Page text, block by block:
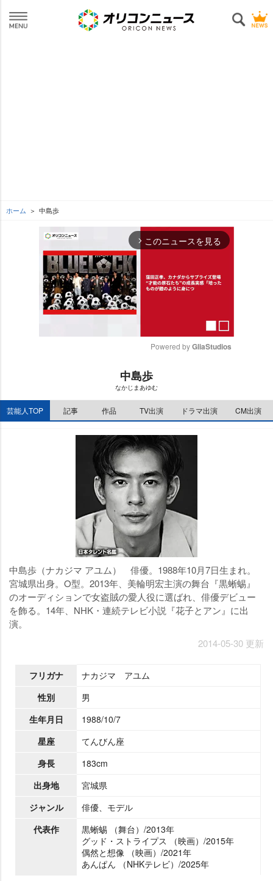
ホーム 中島歩
arrow_forward_ios このニュースを見る
e
Powered by GliaStudios
中島歩
なかじまあゆむ
芸能人TOP 記事 作品 TV出演 ドラマ出演 CM出演
中島歩（ナカジマ アユム） 俳優。1988年10月7日生まれ。
宮城県出身。O型。2013年、美輪明宏主演の舞台『黒蜥蜴』
のオーディションで女盗賊の愛人役に選ばれ、俳優デビュー
を飾る。14年、NHK・連続テレビ小説『花子とアン』に出
演。
2014-05-30 更新
フリガナ
ナカジマ アユム
性別
男
生年月日
1988/10/7
星座
てんびん座
身長
183cm
出身地
宮城県
ジャンル
俳優、モデル
代表作
黒蜥蜴 （舞台）/2013年
グッド・ストライプス （映画）/2015年
偶然と想像 （映画）/2021年
あんぱん （NHKテレビ）/2025年